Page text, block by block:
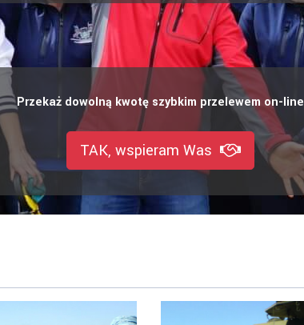
Przekaż dowolną kwotę szybkim przelewem on-line
TAK, wspieram Was